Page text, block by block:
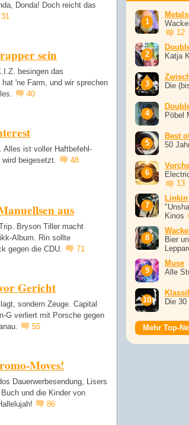
Donda! Doch reicht das
31
sein
besingen das
'ne Farm, und wir sprechen
40
Alles ist voller Haftbefehl-
beigesetzt.
48
aus
Bryson Tiller macht
Album. Rin sollte
gegen die CDU.
71
Gericht
sondern Zeuge. Capital
G verliert mit Porsche gegen
55
Moves!
Dauerwerbesendung, Lisers
und die Kinder von
86
12
Katja
Die
Pöbel
Best
50
13
Kinos
Bier
Muse
Alle
Die
Mehr Top-